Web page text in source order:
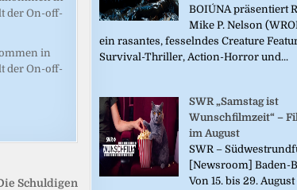
in
der On-off-
Schuldigen
BOIÚNA präsentiert
Mike P. Nelson
ein rasantes, fesselndes Creature
Survival-Thriller, Action-Horror und...
SWR „Samstag ist
Wunschfilmzeit“ –
im August
SWR –
[Newsroom] Baden-
Von 15. bis 29.